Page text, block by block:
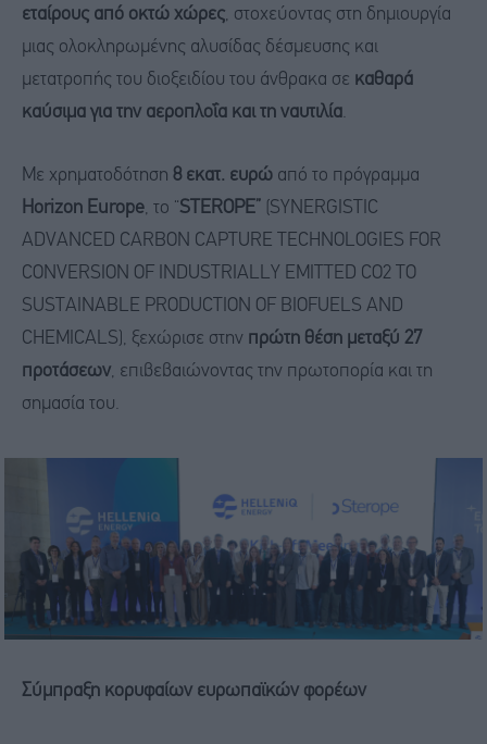
εταίρους από οκτώ χώρες, στοχεύοντας στη δημιουργία
μιας ολοκληρωμένης αλυσίδας δέσμευσης και
μετατροπής του διοξειδίου του άνθρακα σε καθαρά
καύσιμα για την αεροπλοΐα και τη ναυτιλία.
Με χρηματοδότηση 8 εκατ. ευρώ από το πρόγραμμα
Horizon Europe, το “STEROPE”
(SYNERGISTIC
ADVANCED CARBON CAPTURE TECHNOLOGIES FOR
CONVERSION OF INDUSTRIALLY EMITTED CO2 TO
SUSTAINABLE PRODUCTION OF BIOFUELS AND
CHEMICALS), ξεχώρισε στην πρώτη θέση μεταξύ 27
προτάσεων, επιβεβαιώνοντας την πρωτοπορία και τη
σημασία του.
Σύμπραξη κορυφαίων ευρωπαϊκών φορέων